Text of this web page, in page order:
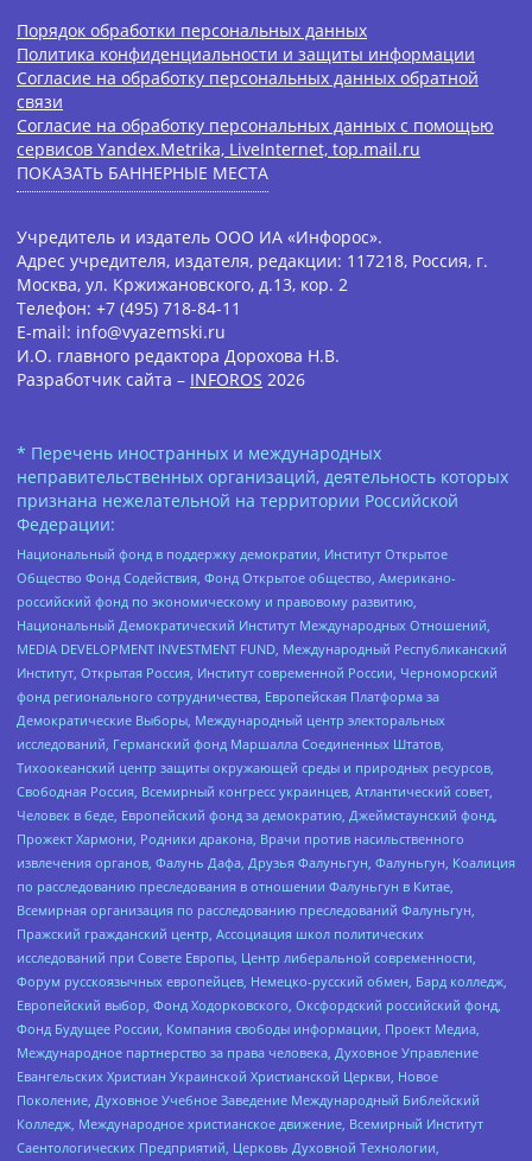
Порядок обработки персональных данных
Политика конфиденциальности и защиты информации
Согласие на обработку персональных данных обратной
связи
Согласие на обработку персональных данных с помощью
сервисов Yandex.Metrika, LiveInternet, top.mail.ru
ПОКАЗАТЬ БАННЕРНЫЕ МЕСТА
Учредитель и издатель ООО ИА «Инфорос».
Адрес учредителя, издателя, редакции: 117218, Россия, г.
Москва, ул. Кржижановского, д.13, кор. 2
Телефон: +7 (495) 718-84-11
E-mail: info@vyazemski.ru
И.О. главного редактора Дорохова Н.В.
Разработчик сайта – INFOROS 2026
* Перечень иностранных и международных
неправительственных организаций, деятельность которых
признана нежелательной на территории Российской
Федерации:
Национальный фонд в поддержку демократии, Институт Открытое
Общество Фонд Содействия, Фонд Открытое общество, Американо-
российский фонд по экономическому и правовому развитию,
Национальный Демократический Институт Международных Отношений,
MEDIA DEVELOPMENT INVESTMENT FUND, Международный Республиканский
Институт, Открытая Россия, Институт современной России, Черноморский
фонд регионального сотрудничества, Европейская Платформа за
Демократические Выборы, Международный центр электоральных
исследований, Германский фонд Маршалла Соединенных Штатов,
Тихоокеанский центр защиты окружающей среды и природных ресурсов,
Свободная Россия, Всемирный конгресс украинцев, Атлантический совет,
Человек в беде, Европейский фонд за демократию, Джеймстаунский фонд,
Прожект Хармони, Родники дракона, Врачи против насильственного
извлечения органов, Фалунь Дафа, Друзья Фалуньгун, Фалуньгун, Коалиция
по расследованию преследования в отношении Фалуньгун в Китае,
Всемирная организация по расследованию преследований Фалуньгун,
Пражский гражданский центр, Ассоциация школ политических
исследований при Совете Европы, Центр либеральной современности,
Форум русскоязычных европейцев, Немецко-русский обмен, Бард колледж,
Европейский выбор, Фонд Ходорковского, Оксфордский российский фонд,
Фонд Будущее России, Компания свободы информации, Проект Медиа,
Международное партнерство за права человека, Духовное Управление
Евангельских Христиан Украинской Христианской Церкви, Новое
Поколение, Духовное Учебное Заведение Международный Библейский
Колледж, Международное христианское движение, Всемирный Институт
Саентологических Предприятий, Церковь Духовной Технологии,